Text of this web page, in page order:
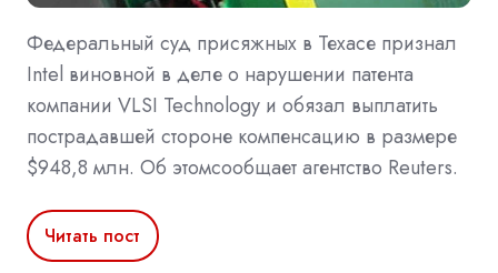
Федеральный суд присяжных в Техасе признал
Intel виновной в деле о нарушении патента
компании VLSI Technology и обязал выплатить
пострадавшей стороне компенсацию в размере
$948,8 млн. Об этомсообщает агентство Reuters.
Читать пост